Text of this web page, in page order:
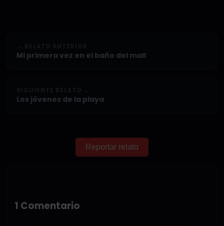
Mi primera vez en el baño del mall
Los jóvenes de la playa
Reportar relato
1 Comentario